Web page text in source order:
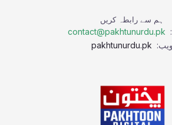
ہم سے رابطہ کریں
contact@pakhtunurdu.pk
ویب: